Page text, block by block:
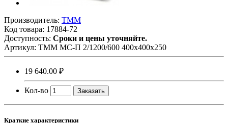
Производитель: ТММ
Код товара: 17884-72
Доступность: Сроки и цены уточняйте.
Артикул: ТММ МС-П 2/1200/600 400х400х250
19 640.00 ₽
Кол-во Заказать
Краткие характеристики